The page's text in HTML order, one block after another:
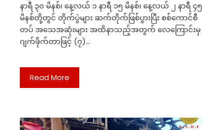
နာရီ ၃၀ မိနစ်၊ နေ့လယ် ၁ နာရီ ၁၅ မိနစ်၊ နေ့လယ် ၂ နာရီ ၄၅
မိနစ်တို့တွင် တိုက်ပွဲများ ဆက်တိုက်ဖြစ်ပွားပြီး စစ်ကောင်စီ
တပ် အသေအဆုံးများ အထိနာသည့်အတွက် လေကြောင်းမှ
ဂျက်ဖိုက်တာဖြင့် (၇)…
Read More